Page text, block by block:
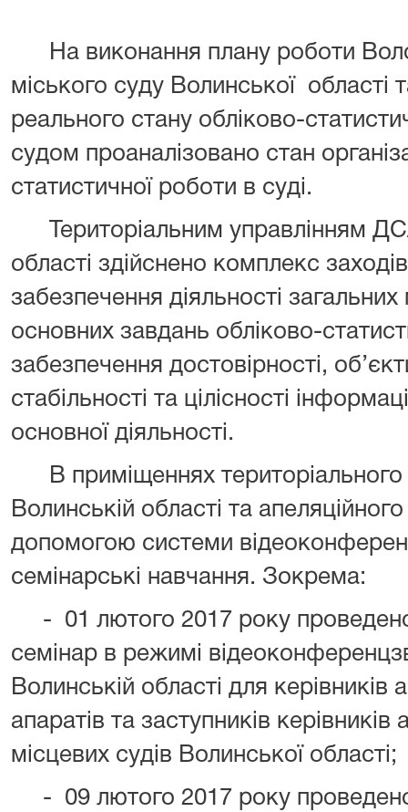
На виконання плану роботи
міського суду Волинської області
реального стану обліково-
судом проаналізовано стан
статистичної роботи в суді.
Територіальним управлінням
області здійснено комплекс
забезпечення діяльності загальних
основних завдань обліково-
забезпечення достовірності,
стабільності та цілісності
основної діяльності.
В приміщеннях територіального
Волинській області та
допомогою системи
семінарські навчання. Зокрема:
- 01 лютого 2017 року
семінар в режимі
Волинській області для керівників
апаратів та заступників керівників
місцевих судів Волинської області;
- 09 лютого 2017 року